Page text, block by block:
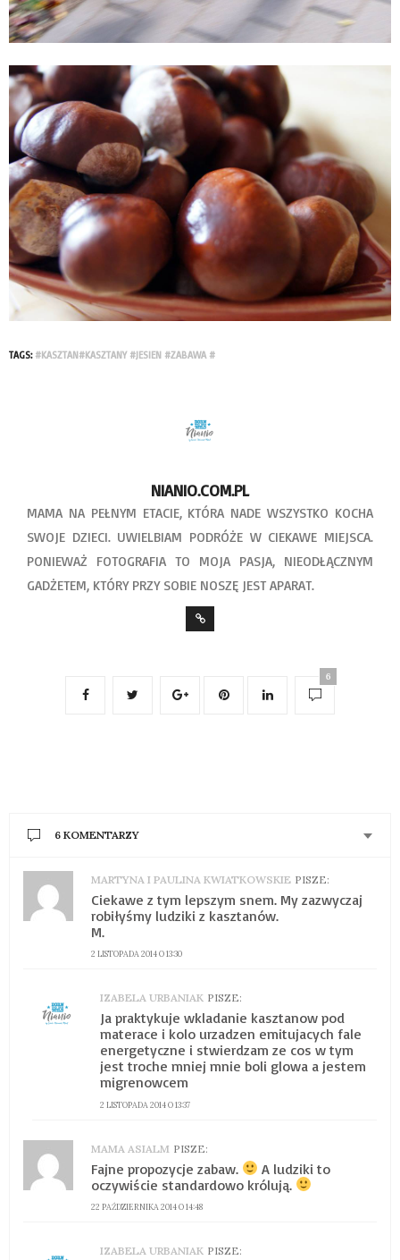
TAGS: #KASZTAN#KASZTANY #JESIEN #ZABAWA #
NIANIO.COM.PL
MAMA NA PEŁNYM ETACIE, KTÓRA NADE WSZYSTKO KOCHA
SWOJE DZIECI. UWIELBIAM PODRÓŻE W CIEKAWE MIEJSCA.
PONIEWAŻ FOTOGRAFIA TO MOJA PASJA, NIEODŁĄCZNYM
GADŻETEM, KTÓRY PRZY SOBIE NOSZĘ JEST APARAT.
6
6 KOMENTARZY
MARTYNA I PAULINA KWIATKOWSKIE PISZE:
2 LISTOPADA 2014 O 13:30
Ciekawe z tym lepszym snem. My zazwyczaj
robiłyśmy ludziki z kasztanów.
M.
IZABELA URBANIAK PISZE:
2 LISTOPADA 2014 O 13:37
Ja praktykuje wkladanie kasztanow pod
materace i kolo urzadzen emitujacych fale
energetyczne i stwierdzam ze cos w tym
jest troche mniej mnie boli glowa a jestem
migrenowcem
MAMA ASIALM PISZE:
22 PAŹDZIERNIKA 2014 O 14:48
Fajne propozycje zabaw.
A ludziki to
oczywiście standardowo królują.
IZABELA URBANIAK PISZE: